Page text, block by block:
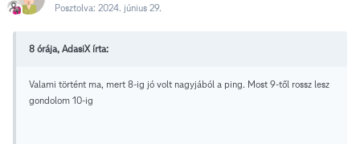
Posztolva: 2024. június 29.
8 órája, AdasiX írta:
Valami történt ma, mert 8-ig jó volt nagyjából a ping. Most 9-től rossz lesz
gondolom 10-ig